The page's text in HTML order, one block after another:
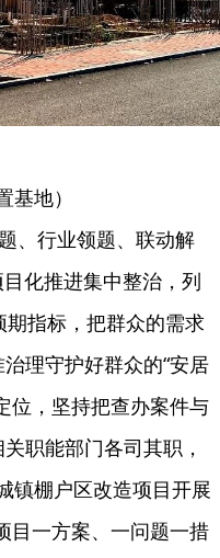
基地）
、行业领题、联动解
目化推进集中整治，列
指标，把群众的需求
理守护好群众的“安居
位，坚持把查办案件与
职能部门各司其职，
镇棚户区改造项目开展
目一方案、一问题一措